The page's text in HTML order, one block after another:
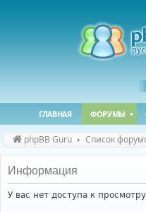
ГЛАВНАЯ ФОРУМЫ
phpBB Guru Список
Информация
У вас нет доступа к